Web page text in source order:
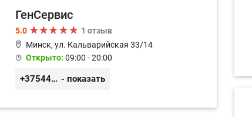
ГенСервис
5.0
1 отзыв
Минск, ул. Кальварийская 33/14
Открыто: 09:00 - 20:00
+375444649592 - показать